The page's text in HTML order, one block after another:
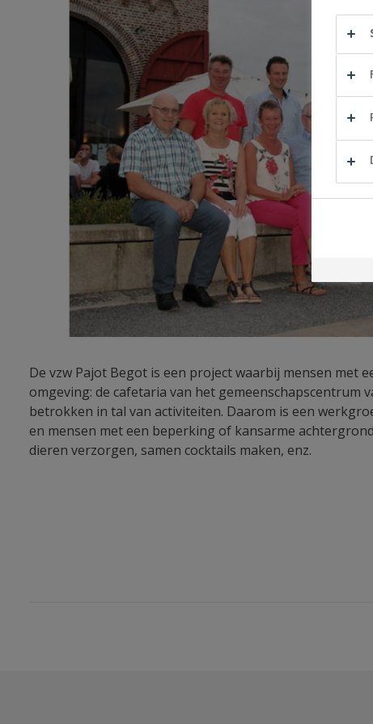
De vzw Pajot Begot is een project waarbij mensen met
omgeving: de cafetaria van het gemeenschapscentrum
betrokken in tal van activiteiten. Daarom is een
en mensen met een beperking of kansarme
dieren verzorgen, samen cocktails maken, enz.